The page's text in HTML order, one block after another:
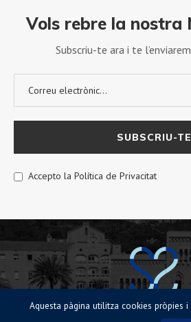
Vols rebre la nostra
Subscriu-te ara i te
Accepto la Política de Privacitat
Aquesta pàgina utilitza cookies pròpies